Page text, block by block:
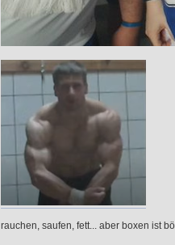
rauchen, saufen, fett... aber boxen ist